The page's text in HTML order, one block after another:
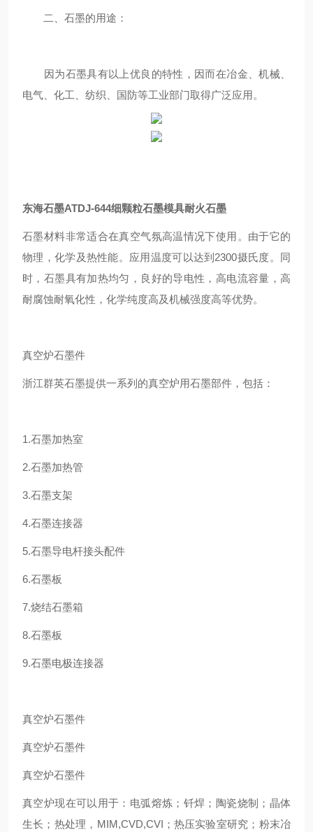
二、石墨的用途：
因为石墨具有以上优良的特性，因而在冶金、机械、
电气、化工、纺织、国防等工业部门取得广泛应用。
东海石墨ATDJ-644细颗粒石墨模具耐火石墨
石墨材料非常适合在真空气氛高温情况下使用。由于它的
物理，化学及热性能。应用温度可以达到2300摄氏度。同
时，石墨具有加热均匀，良好的导电性，高电流容量，高
耐腐蚀耐氧化性，化学纯度高及机械强度高等优势。
真空炉石墨件
浙江群英石墨提供一系列的真空炉用石墨部件，包括：
1.石墨加热室
2.石墨加热管
3.石墨支架
4.石墨连接器
5.石墨导电杆接头配件
6.石墨板
7.烧结石墨箱
8.石墨板
9.石墨电极连接器
真空炉石墨件
真空炉石墨件
真空炉石墨件
真空炉现在可以用于：电弧熔炼；钎焊；陶瓷烧制；晶体
生长；热处理，MIM,CVD,CVI；热压实验室研究；粉末冶